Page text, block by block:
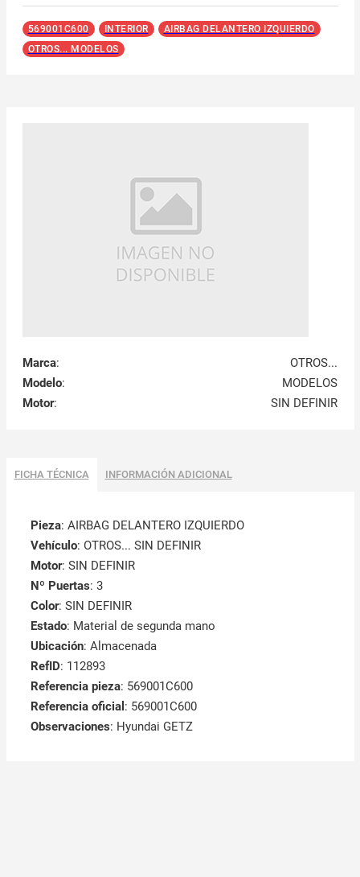
569001C600 INTERIOR
AIRBAG DELANTERO IZQUIERDO
OTROS... MODELOS
Marca:
OTROS...
Modelo:
MODELOS
Motor: SIN DEFINIR
FICHA TÉCNICA INFORMACIÓN ADICIONAL
Pieza: AIRBAG DELANTERO IZQUIERDO
Vehículo: OTROS... SIN DEFINIR
Motor: SIN DEFINIR
Nº Puertas: 3
Color: SIN DEFINIR
Estado: Material de segunda mano
Ubicación: Almacenada
RefID: 112893
Referencia pieza: 569001C600
Referencia oficial : 569001C600
Observaciones: Hyundai GETZ